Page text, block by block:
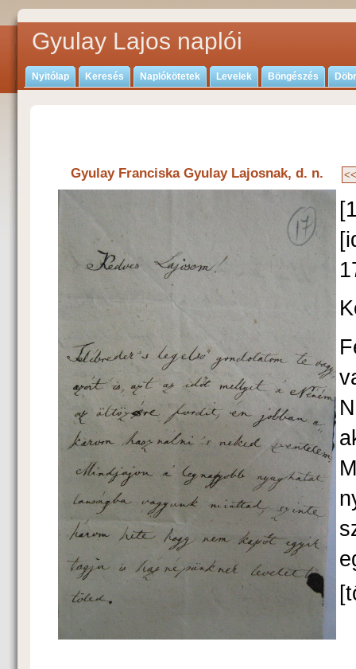
Gyulay Lajos naplói
Nyitólap Keresés Naplókötetek Levelek Böngészés
Gyulay Franciska Gyulay Lajosnak, d. n.